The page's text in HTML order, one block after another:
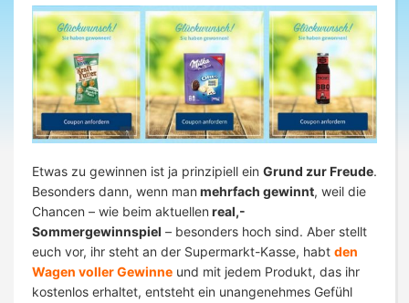
Etwas zu gewinnen ist ja prinzipiell ein Grund zur Freude.
Besonders dann, wenn man mehrfach gewinnt, weil die
Chancen – wie beim aktuellen real,-
Sommergewinnspiel – besonders hoch sind. Aber stellt
euch vor, ihr steht an der Supermarkt-Kasse, habt den
Wagen voller Gewinne und mit jedem Produkt, das ihr
kostenlos erhaltet, entsteht ein unangenehmes Gefühl